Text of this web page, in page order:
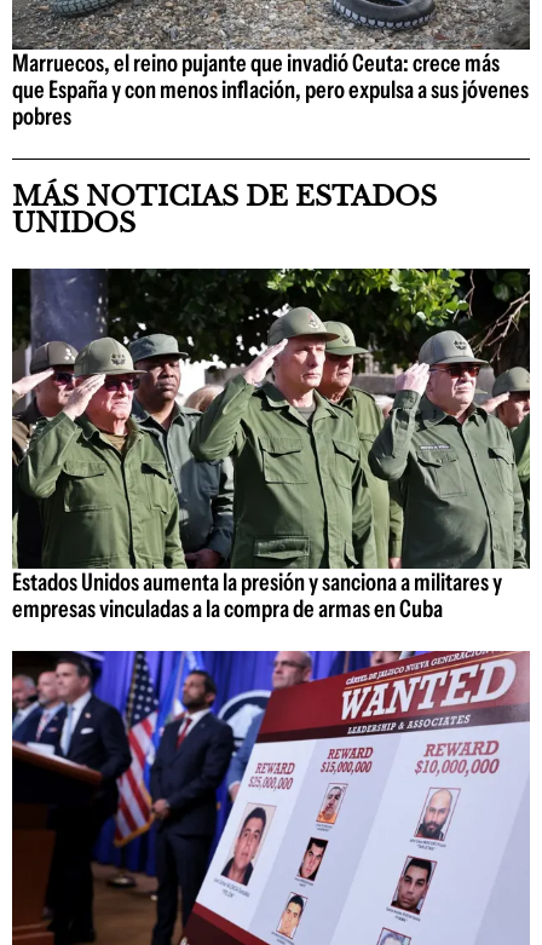
Marruecos, el reino pujante que invadió Ceuta: crece más
que España y con menos inflación, pero expulsa a sus jóvenes
pobres
MÁS NOTICIAS DE ESTADOS
UNIDOS
Estados Unidos aumenta la presión y sanciona a militares y
empresas vinculadas a la compra de armas en Cuba